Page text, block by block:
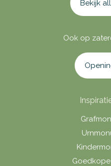
Bekijk
Ook op